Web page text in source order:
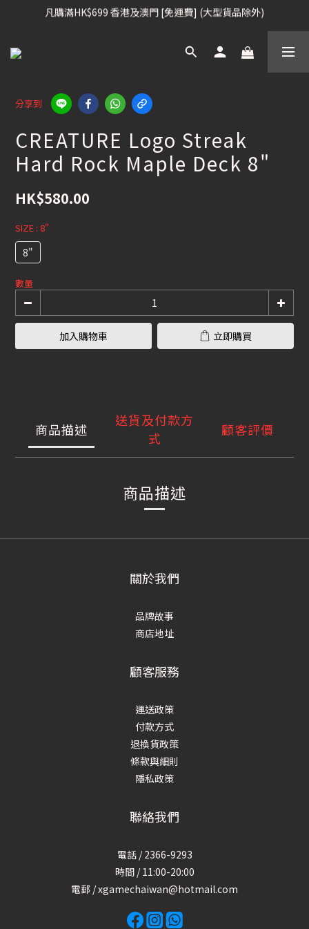
凡購滿HK$699 香港及澳門 [免運費] (大型貨品除外)
凡購滿HK$699 香港及澳門 [免運費] (大型貨品除外)
凡購滿HK$699 香港及澳門 [免運費] (大型貨品除外)
分享到
CREATURE Logo Streak
Hard Rock Maple Deck 8"
HK$580.00
SIZE : 8"
8"
數量
加入購物車 立即購買
商品描述
送貨及付款方
式
顧客評價
商品描述
關於我們
品牌故事
商店地址
顧客服務
運送政策
付款方式
退換貨政策
條款與細則
隱私政策
聯絡我們
電話 / 2366-9293
時間 / 11:00-20:00
電郵 / xgamechaiwan@hotmail.com